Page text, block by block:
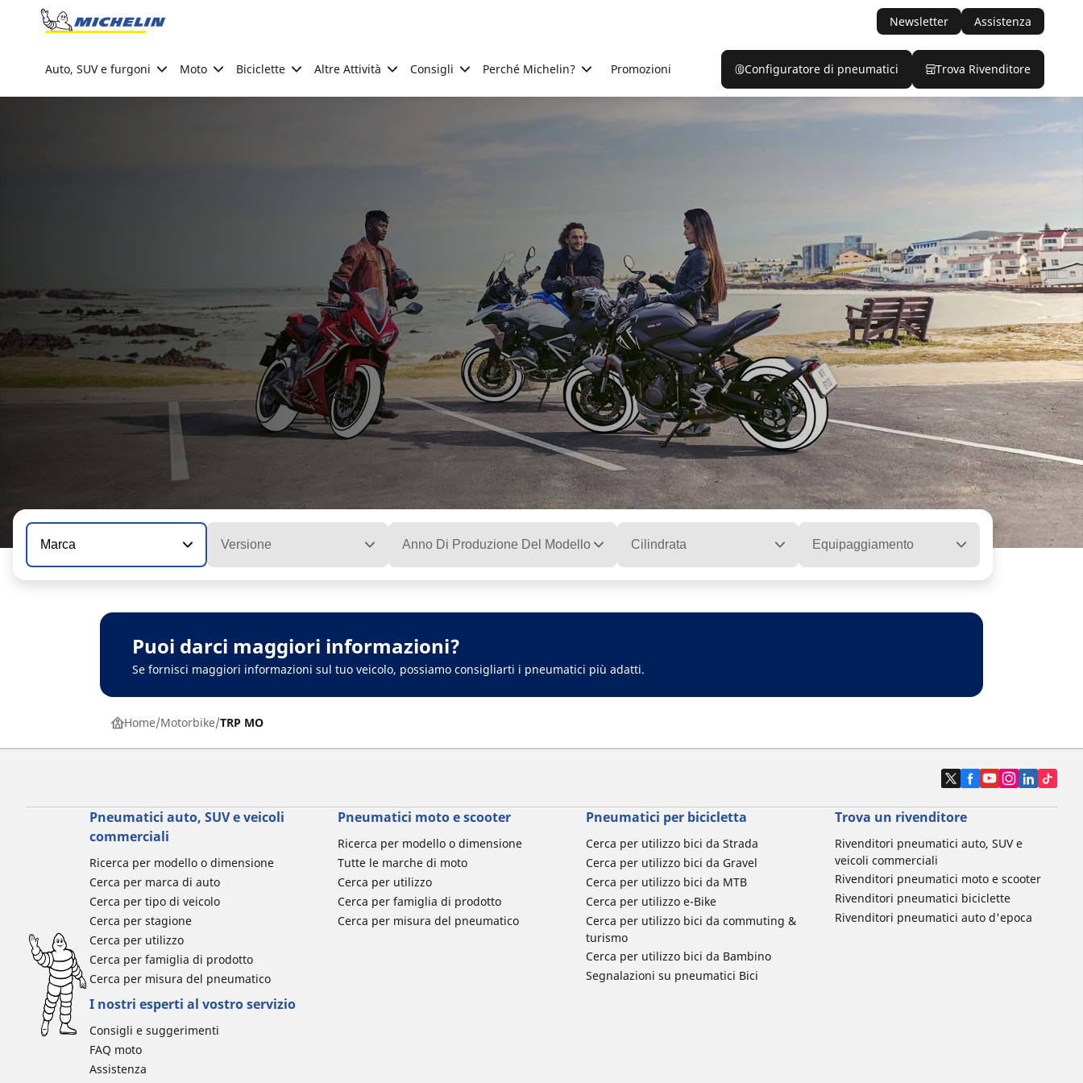
Go to page content
Newsletter Assistenza
Auto, SUV e furgoni Moto Biciclette Altre Attività Consigli Perché Michelin? Promozioni Configuratore di pneumatici Trova Rivenditore
Marca Versione Anno Di Produzione Del Modello Cilindrata Equipaggiamento
Puoi darci maggiori informazioni?
Se fornisci maggiori informazioni sul tuo veicolo, possiamo consigliarti i pneumatici più adatti.
Home Motorbike TRP MO
Pneumatici auto, SUV e veicoli
commerciali
Ricerca per modello o dimensione
Cerca per marca di auto
Cerca per tipo di veicolo
Cerca per stagione
Cerca per utilizzo
Cerca per famiglia di prodotto
Cerca per misura del pneumatico
Pneumatici moto e scooter
Ricerca per modello o dimensione
Tutte le marche di moto
Cerca per utilizzo
Cerca per famiglia di prodotto
Cerca per misura del pneumatico
Pneumatici per bicicletta
Cerca per utilizzo bici da Strada
Cerca per utilizzo bici da Gravel
Cerca per utilizzo bici da MTB
Cerca per utilizzo e-Bike
Cerca per utilizzo bici da commuting &
turismo
Cerca per utilizzo bici da Bambino
Segnalazioni su pneumatici Bici
Trova un rivenditore
Rivenditori pneumatici auto, SUV e
veicoli commerciali
Rivenditori pneumatici moto e scooter
Rivenditori pneumatici biciclette
Rivenditori pneumatici auto d'epoca
I nostri esperti al vostro servizio
Consigli e suggerimenti
FAQ moto
Assistenza